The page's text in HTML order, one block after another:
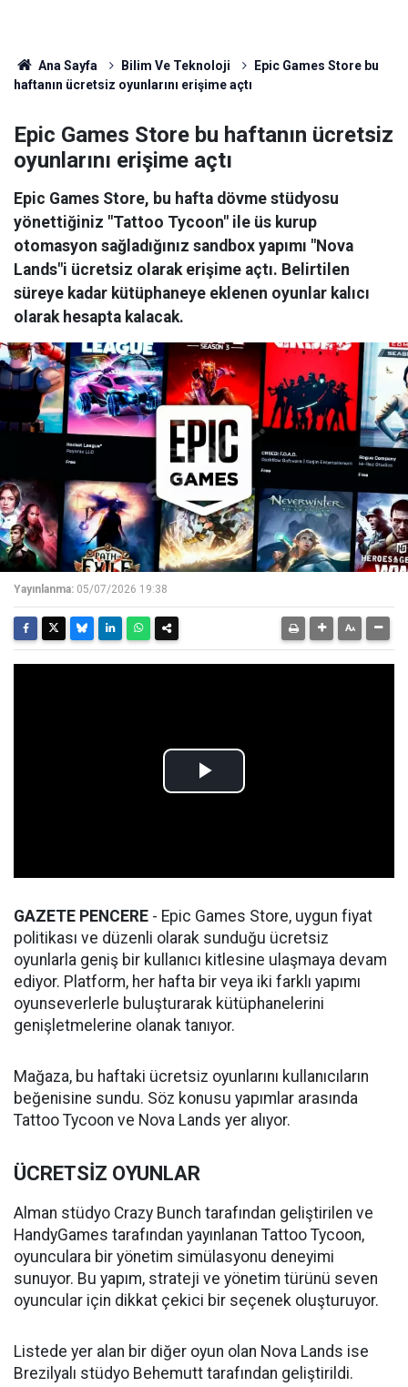
Ana Sayfa Bilim Ve Teknoloji
Epic Games Store bu
haftanın ücretsiz oyunlarını erişime açtı
Epic Games Store bu haftanın ücretsiz
oyunlarını erişime açtı
Epic Games Store, bu hafta dövme stüdyosu
yönettiğiniz "Tattoo Tycoon" ile üs kurup
otomasyon sağladığınız sandbox yapımı "Nova
Lands"i ücretsiz olarak erişime açtı. Belirtilen
süreye kadar kütüphaneye eklenen oyunlar kalıcı
olarak hesapta kalacak.
Yayınlanma: 05/07/2026 19:38
GAZETE PENCERE - Epic Games Store, uygun fiyat
politikası ve düzenli olarak sunduğu ücretsiz
oyunlarla geniş bir kullanıcı kitlesine ulaşmaya devam
ediyor. Platform, her hafta bir veya iki farklı yapımı
oyunseverlerle buluşturarak kütüphanelerini
genişletmelerine olanak tanıyor.
Mağaza, bu haftaki ücretsiz oyunlarını kullanıcıların
beğenisine sundu. Söz konusu yapımlar arasında
Tattoo Tycoon ve Nova Lands yer alıyor.
ÜCRETSİZ OYUNLAR
Alman stüdyo Crazy Bunch tarafından geliştirilen ve
HandyGames tarafından yayınlanan Tattoo Tycoon,
oyunculara bir yönetim simülasyonu deneyimi
sunuyor. Bu yapım, strateji ve yönetim türünü seven
oyuncular için dikkat çekici bir seçenek oluşturuyor.
Listede yer alan bir diğer oyun olan Nova Lands ise
Brezilyalı stüdyo Behemutt tarafından geliştirildi.